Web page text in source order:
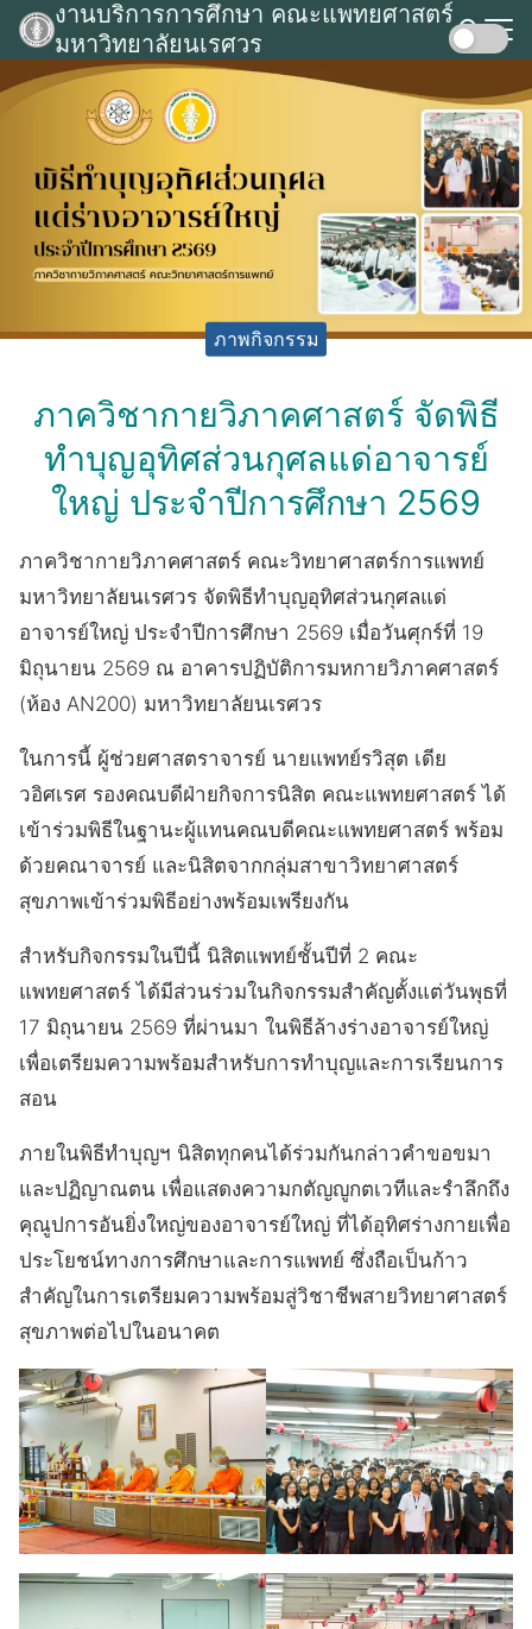
Skip
content
งานบริการการศึกษา คณะแพทยศาสตร์
มหาวิทยาลัยนเรศวร
Search
for:
ภาพกิจกรรม
ภาควิชากายวิภาคศาสตร์ จัดพิธี
ทำบุญอุทิศส่วนกุศลแด่อาจารย์
ใหญ่ ประจำปีการศึกษา 2569
ภาควิชากายวิภาคศาสตร์ คณะวิทยาศาสตร์การแพทย์
มหาวิทยาลัยนเรศวร จัดพิธีทำบุญอุทิศส่วนกุศลแด่
อาจารย์ใหญ่ ประจำปีการศึกษา 2569 เมื่อวันศุกร์ที่ 19
มิถุนายน 2569 ณ อาคารปฏิบัติการมหกายวิภาคศาสตร์
(ห้อง AN200) มหาวิทยาลัยนเรศวร
ในการนี้ ผู้ช่วยศาสตราจารย์ นายแพทย์รวิสุต เดีย
วอิศเรศ รองคณบดีฝ่ายกิจการนิสิต คณะแพทยศาสตร์ ได้
เข้าร่วมพิธีในฐานะผู้แทนคณบดีคณะแพทยศาสตร์ พร้อม
ด้วยคณาจารย์ และนิสิตจากกลุ่มสาขาวิทยาศาสตร์
สุขภาพเข้าร่วมพิธีอย่างพร้อมเพรียงกัน
สำหรับกิจกรรมในปีนี้ นิสิตแพทย์ชั้นปีที่ 2 คณะ
แพทยศาสตร์ ได้มีส่วนร่วมในกิจกรรมสำคัญตั้งแต่วันพุธที่
17 มิถุนายน 2569 ที่ผ่านมา ในพิธีล้างร่างอาจารย์ใหญ่
เพื่อเตรียมความพร้อมสำหรับการทำบุญและการเรียนการ
สอน
ภายในพิธีทำบุญฯ นิสิตทุกคนได้ร่วมกันกล่าวคำขอขมา
และปฏิญาณตน เพื่อแสดงความกตัญญูกตเวทีและรำลึกถึง
คุณูปการอันยิ่งใหญ่ของอาจารย์ใหญ่ ที่ได้อุทิศร่างกายเพื่อ
ประโยชน์ทางการศึกษาและการแพทย์ ซึ่งถือเป็นก้าว
สำคัญในการเตรียมความพร้อมสู่วิชาชีพสายวิทยาศาสตร์
สุขภาพต่อไปในอนาคต